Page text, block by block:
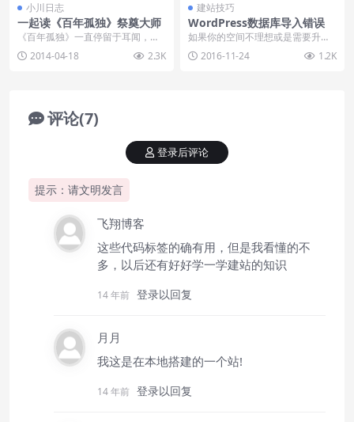
小川日志
一起读《百年孤独》祭奠大师
《百年孤独》一直停留于耳闻，但
一直没时间拜读。今天登陆QQ，看
到弹出的新闻：《百...
2014-04-18 2.3K
建站技巧
WordPress数据库导入错误
如果你的空间不理想或是需要升级
服务器，这个时候很可能需要进行
网站数据搬家，而数据...
2016-11-24 1.2K
评论(7)
提示：请文明发言
登录后评论
飞翔博客
这些代码标签的确有用，但是我看懂的不
多，以后还有好好学一学建站的知识
14 年前 登录以回复
月月
我这是在本地搭建的一个站!
14 年前 登录以回复